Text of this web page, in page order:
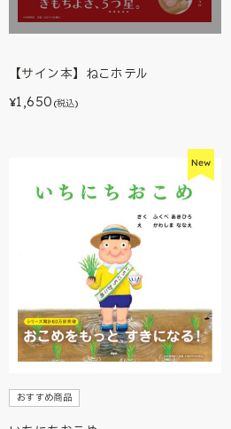
【サイン本】ねこホテル
¥1,650 (税込)
おすすめ商品